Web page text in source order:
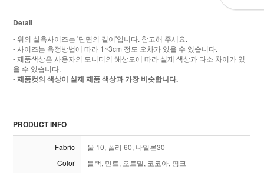
Detail
- 위의 실측사이즈는 '단면의 길이'입니다. 참고해 주세요.
- 사이즈는 측정방법에 따라 1~3cm 정도 오차가 있을 수 있습니다.
- 제품색상은 사용자의 모니터의 해상도에 따라 실제 색상과 다소 차이가 있
을 수 있습니다.
-제품컷의 색상이 실제 제품 색상과 가장 비슷합니다.
PRODUCT INFO
Fabric
울 10, 폴리 60, 나일론30
Color
블랙, 민트, 오트밀, 코코아, 핑크